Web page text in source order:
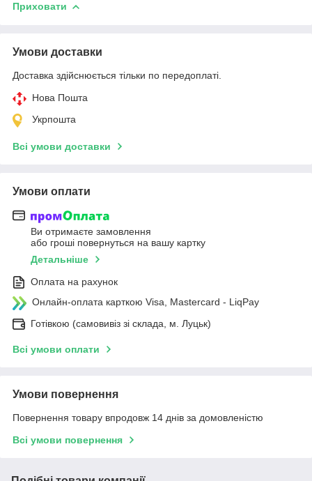
Приховати
Умови доставки
Доставка здійснюється тільки по передоплаті.
Нова Пошта
Укрпошта
Всі умови доставки
Умови оплати
Ви отримаєте замовлення
або гроші повернуться на вашу картку
Детальніше
Оплата на рахунок
Онлайн-оплата карткою Visa, Mastercard - LiqPay
Готівкою (самовивіз зі склада, м. Луцьк)
Всі умови оплати
Умови повернення
Повернення товару впродовж 14 днів за домовленістю
Всі умови повернення